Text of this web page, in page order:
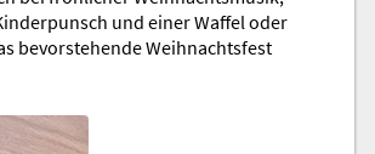
und einer Waffel oder
bevorstehende Weihnachtsfest